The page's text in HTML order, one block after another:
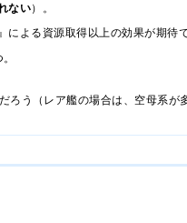
ない）。
よる資源取得以上の効果が期待で
う（レア艦の場合は、空母系が